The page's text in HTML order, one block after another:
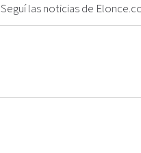
Seguí las noticias de